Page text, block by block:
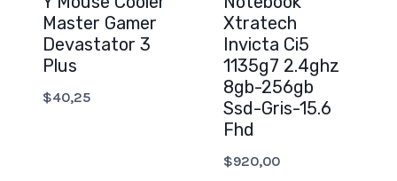
Master Gamer
Devastator 3
Plus
$40,25
Xtratech
Invicta Ci5
1135g7 2.4ghz
8gb-256gb
Ssd-Gris-15.6
Fhd
$920,00